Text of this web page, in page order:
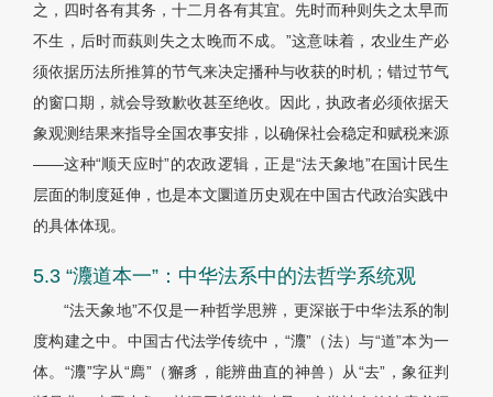
之，四时各有其务，十二月各有其宜。先时而种则失之太早而
不生，后时而蓺则失之太晚而不成。”这意味着，农业生产必
须依据历法所推算的节气来决定播种与收获的时机；错过节气
的窗口期，就会导致歉收甚至绝收。因此，执政者必须依据天
象观测结果来指导全国农事安排，以确保社会稳定和赋税来源
——这种“顺天应时”的农政逻辑，正是“法天象地”在国计民生
层面的制度延伸，也是本文圜道历史观在中国古代政治实践中
的具体体现。
5.3 “灋道本一”：中华法系中的法哲学系统观
“法天象地”不仅是一种哲学思辨，更深嵌于中华法系的制
度构建之中。中国古代法学传统中，“灋”（法）与“道”本为一
体。“灋”字从“廌”（獬豸，能辨曲直的神兽）从“去”，象征判